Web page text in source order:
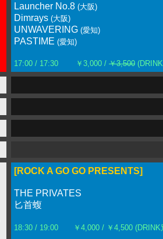
Launcher No.8 (大阪)
Dimrays (大阪)
UNWAVERING (愛知)
PASTIME (愛知)
17:00 / 17:30 ￥3,000 / ￥3,500
[ROCK A GO GO PRESENTS]
THE PRIVATES
匕首蝮
18:30 / 19:00 ￥4,000 / ￥4,500 (DRINK